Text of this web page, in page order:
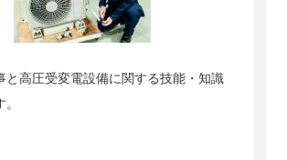
と高圧受変電設備に関する技能・知識